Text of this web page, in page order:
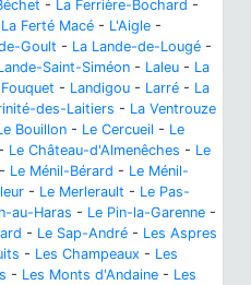
- La Ferrière-Bochard -
La Ferté Macé - L'Aigle -
Goult - La Lande-de-Lougé -
Saint-Siméon - Laleu - La
- Landigou - Larré - La
des-Laitiers - La Ventrouze
Bouillon - Le Cercueil - Le
- Le Château-d'Almenêches - Le
- Le Ménil-Bérard - Le Ménil-
- Le Merlerault - Le Pas-
au-Haras - Le Pin-la-Garenne -
- Le Sap-André - Les Aspres
- Les Champeaux - Les
- Les Monts d'Andaine - Les